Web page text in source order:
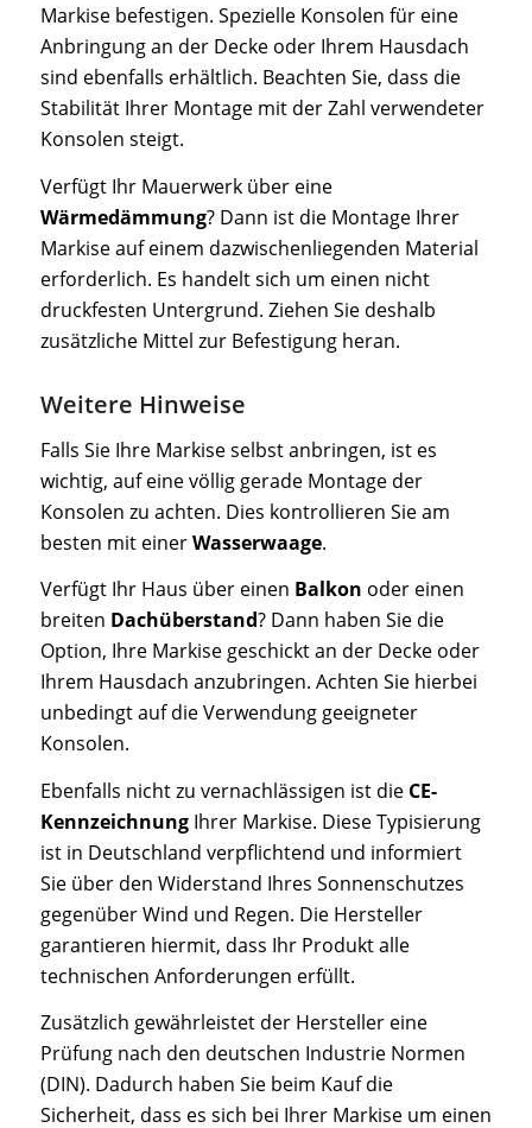
Markise befestigen. Spezielle Konsolen für eine
Anbringung an der Decke oder Ihrem Hausdach
sind ebenfalls erhältlich. Beachten Sie, dass die
Stabilität Ihrer Montage mit der Zahl verwendeter
Konsolen steigt.
Verfügt Ihr Mauerwerk über eine
Wärmedämmung? Dann ist die Montage Ihrer
Markise auf einem dazwischenliegenden Material
erforderlich. Es handelt sich um einen nicht
druckfesten Untergrund. Ziehen Sie deshalb
zusätzliche Mittel zur Befestigung heran.
Weitere Hinweise
Falls Sie Ihre Markise selbst anbringen, ist es
wichtig, auf eine völlig gerade Montage der
Konsolen zu achten. Dies kontrollieren Sie am
besten mit einerWasserwaage.
Verfügt Ihr Haus über einen Balkon oder einen
breiten Dachüberstand? Dann haben Sie die
Option, Ihre Markise geschickt an der Decke oder
Ihrem Hausdach anzubringen. Achten Sie hierbei
unbedingt auf die Verwendung geeigneter
Konsolen.
Ebenfalls nicht zu vernachlässigen ist die CE-
KennzeichnungIhrer Markise. Diese Typisierung
ist in Deutschland verpflichtend und informiert
Sie über den Widerstand Ihres Sonnenschutzes
gegenüber Wind und Regen. Die Hersteller
garantieren hiermit, dass Ihr Produkt alle
technischen Anforderungen erfüllt.
Zusätzlich gewährleistet der Hersteller eine
Prüfung nach den deutschen Industrie Normen
(DIN). Dadurch haben Sie beim Kauf die
Sicherheit, dass es sich bei Ihrer Markise um einen